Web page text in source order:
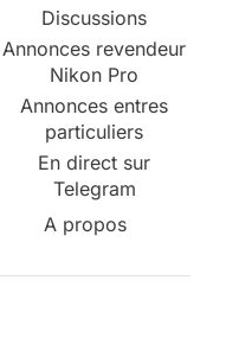
Discussions
Annonces revendeur
Nikon Pro
Annonces entres
particuliers
En direct sur
Telegram
A propos